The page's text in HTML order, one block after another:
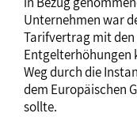
Unternehmen war
Tarifvertrag mit
Entgelterhöhungen
Weg durch die
dem Europäischen
sollte.